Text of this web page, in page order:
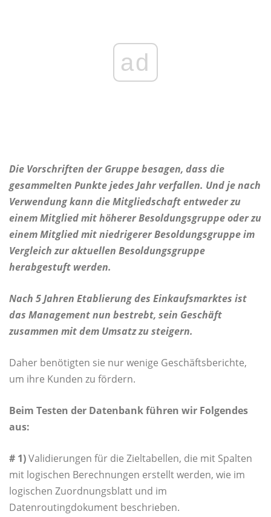
ad
Die Vorschriften der Gruppe besagen, dass die
gesammelten Punkte jedes Jahr verfallen. Und je nach
Verwendung kann die Mitgliedschaft entweder zu
einem Mitglied mit höherer Besoldungsgruppe oder zu
einem Mitglied mit niedrigerer Besoldungsgruppe im
Vergleich zur aktuellen Besoldungsgruppe
herabgestuft werden.
Nach 5 Jahren Etablierung des Einkaufsmarktes ist
das Management nun bestrebt, sein Geschäft
zusammen mit dem Umsatz zu steigern.
Daher benötigten sie nur wenige Geschäftsberichte,
um ihre Kunden zu fördern.
Beim Testen der Datenbank führen wir Folgendes
aus:
# 1)Validierungen für die Zieltabellen, die mit Spalten
mit logischen Berechnungen erstellt werden, wie im
logischen Zuordnungsblatt und im
Datenroutingdokument beschrieben.